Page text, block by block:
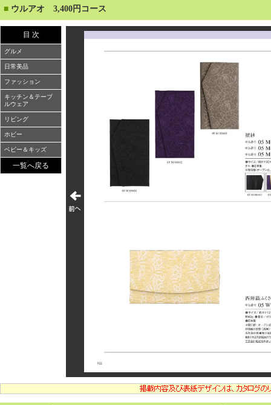
■ ウルアオ 3,400円コース
目 次
グルメ
日常美品
ファッション
キッチン＆テーブ
ルウェア
リビング
ホビー
ベビー＆キッズ
一覧へ戻る